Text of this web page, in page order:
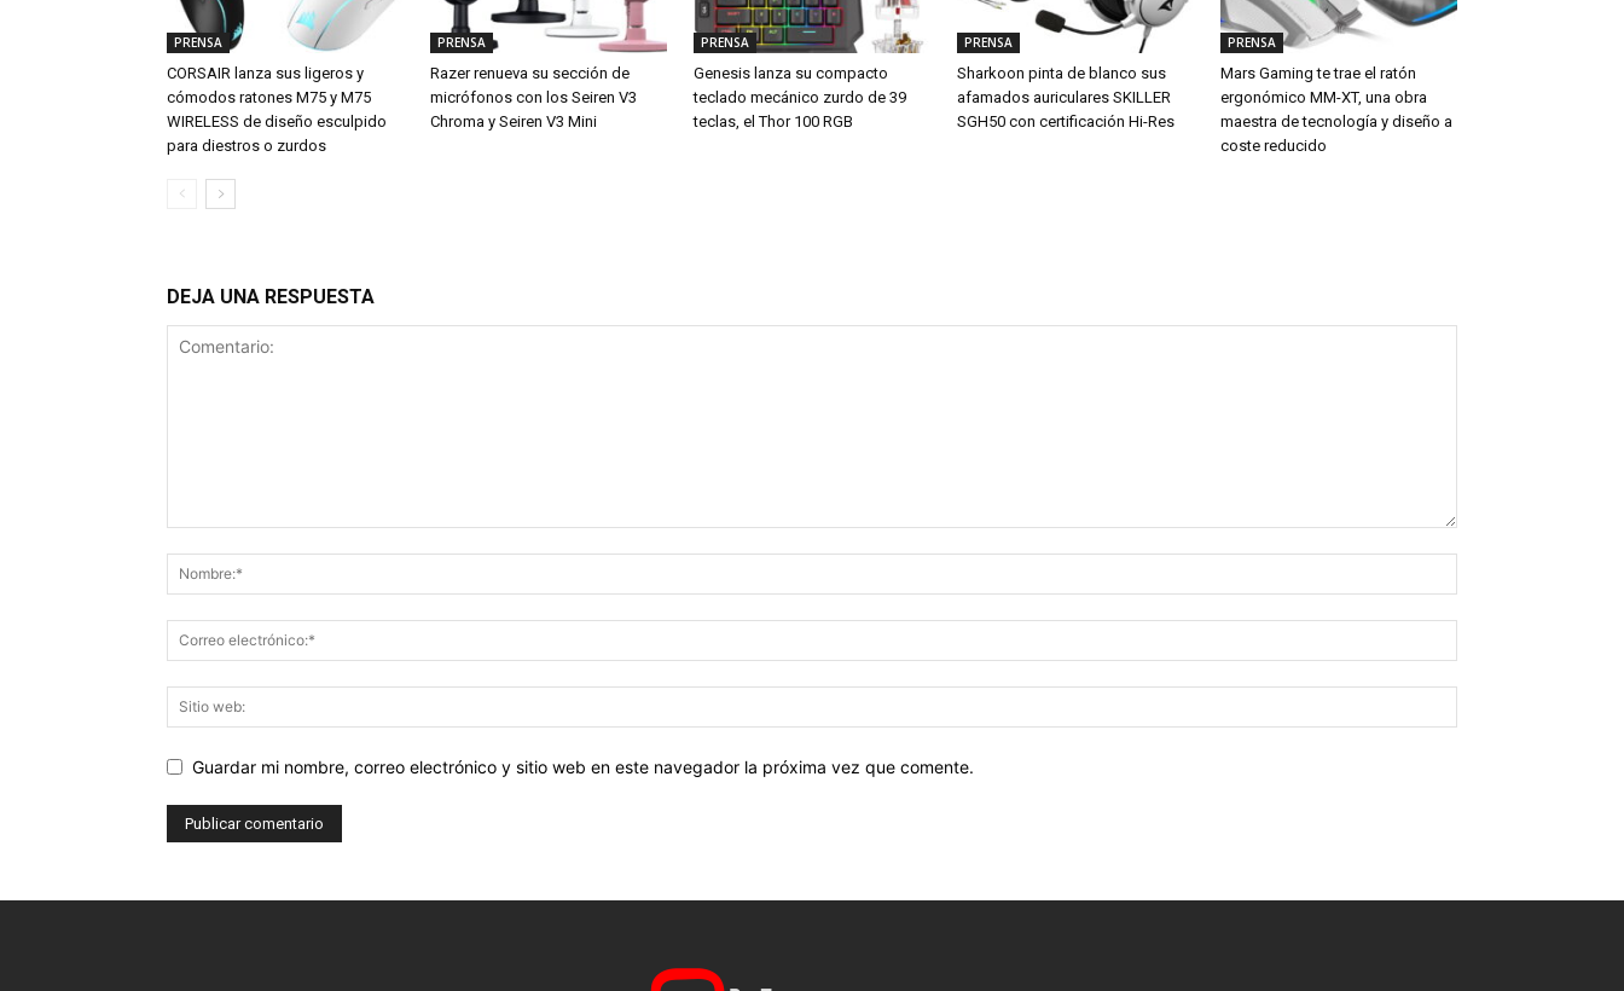
PRENSA
CORSAIR lanza sus ligeros y
cómodos ratones M75 y M75
WIRELESS de diseño esculpido
para diestros o zurdos
PRENSA
Razer renueva su sección de
micrófonos con los Seiren V3
Chroma y Seiren V3 Mini
PRENSA
Genesis lanza su compacto
teclado mecánico zurdo de 39
teclas, el Thor 100 RGB
PRENSA
Sharkoon pinta de blanco sus
afamados auriculares SKILLER
SGH50 con certificación Hi-Res
PRENSA
Mars Gaming te trae el ratón
ergonómico MM-XT, una obra
maestra de tecnología y diseño a
coste reducido
DEJA UNA RESPUESTA
Guardar mi nombre, correo electrónico y sitio web en este navegador la próxima vez que comente.